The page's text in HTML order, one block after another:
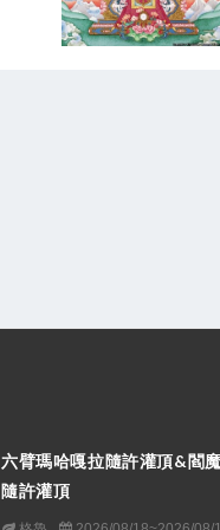
六臂瑪哈嘎拉隨許灌頂&閻
隨許灌頂